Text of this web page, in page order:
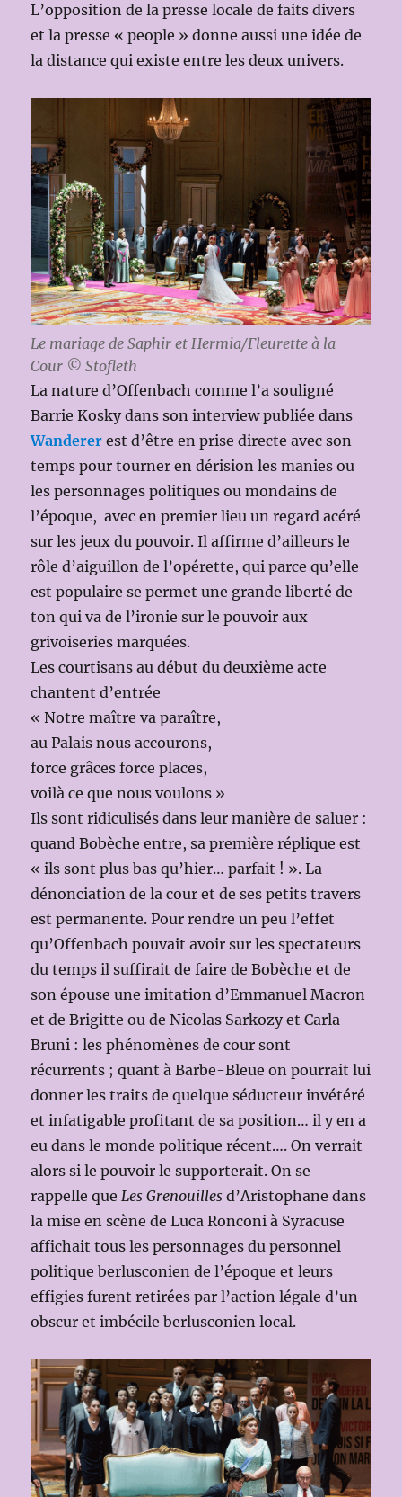
L’opposition de la presse locale de faits divers
et la presse « people » donne aussi une idée de
la distance qui existe entre les deux univers.
Le mariage de Saphir et Hermia/Fleurette à la
Cour © Stofleth
La nature d’Offenbach comme l’a souligné
Barrie Kosky dans son interview publiée dans
Wanderer est d’être en prise directe avec son
temps pour tourner en dérision les manies ou
les personnages politiques ou mondains de
l’époque, avec en premier lieu un regard acéré
sur les jeux du pouvoir. Il affirme d’ailleurs le
rôle d’aiguillon de l’opérette, qui parce qu’elle
est populaire se permet une grande liberté de
ton qui va de l’ironie sur le pouvoir aux
grivoiseries marquées.
Les courtisans au début du deuxième acte
chantent d’entrée
« Notre maître va paraître,
au Palais nous accourons,
force grâces force places,
voilà ce que nous voulons »
Ils sont ridiculisés dans leur manière de saluer :
quand Bobèche entre, sa première réplique est
« ils sont plus bas qu’hier… parfait ! ». La
dénonciation de la cour et de ses petits travers
est permanente. Pour rendre un peu l’effet
qu’Offenbach pouvait avoir sur les spectateurs
du temps il suffirait de faire de Bobèche et de
son épouse une imitation d’Emmanuel Macron
et de Brigitte ou de Nicolas Sarkozy et Carla
Bruni : les phénomènes de cour sont
récurrents ; quant à Barbe-Bleue on pourrait lui
donner les traits de quelque séducteur invétéré
et infatigable profitant de sa position… il y en a
eu dans le monde politique récent…. On verrait
alors si le pouvoir le supporterait. On se
rappelle queLes Grenouilles d’Aristophane dans
la mise en scène de Luca Ronconi à Syracuse
affichait tous les personnages du personnel
politique berlusconien de l’époque et leurs
effigies furent retirées par l’action légale d’un
obscur et imbécile berlusconien local.